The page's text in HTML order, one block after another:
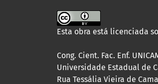
Esta obra está licenciada
Cong. Cient. Fac. Enf.
Universidade Estadual de
Rua Tessália Vieira de